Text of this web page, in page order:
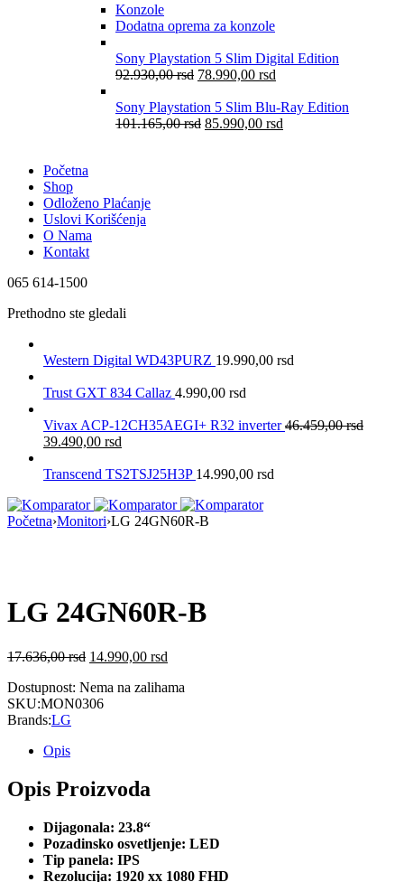
Konzole
Dodatna oprema za konzole
Sony Playstation 5 Slim Digital Edition
92.930,00rsd 78.990,00 rsd
Sony Playstation 5 Slim Blu-Ray Edition
101.165,00rsd 85.990,00 rsd
Početna
Shop
Odloženo Plaćanje
Uslovi Korišćenja
O Nama
Kontakt
065 614-1500
Prethodno ste gledali
Western Digital WD43PURZ 19.990,00 rsd
Trust GXT 834 Callaz 4.990,00 rsd
Vivax ACP-12CH35AEGI+ R32 inverter46.459,00rsd
39.490,00 rsd
Transcend TS2TSJ25H3P 14.990,00 rsd
Početna›Monitori›LG 24GN60R-B
LG 24GN60R-B
17.636,00rsd 14.990,00 rsd
Dostupnost: Nema na zalihama
SKU:MON0306
Brands:LG
Opis
Opis Proizvoda
Dijagonala: 23.8“
Pozadinsko osvetljenje: LED
Tip panela: IPS
Rezolucija: 1920 xx 1080 FHD